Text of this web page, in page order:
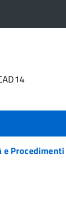
Procedimenti